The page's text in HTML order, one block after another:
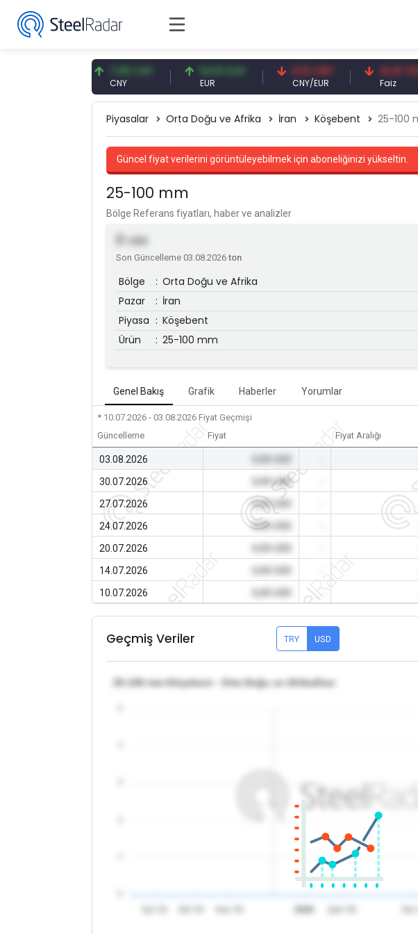
7,08 CNY 54,91 EUR 0,13 CNY
CNY/EUR
41,41 TRY
Piyasalar Orta Doğu ve Afrika İran Köşebent 25-100
Güncel fiyat verilerini görüntüleyebilmek için aboneliğinizi yükseltin.
25-100 mm
Bölge Referans fiyatları, haber ve analizler
0 USD
Son Güncelleme 03.08.2026ton
Bölge : Orta Doğu ve Afrika
Pazar
: İran
Piyasa : Köşebent
Ürün
: 25-100 mm
Genel Bakış Grafik Haberler Yorumlar
* 10.07.2026 - 03.08.2026 Fiyat Geçmişi
Güncelleme
Fiyat Fiyat Aralığı
03.08.2026
30.07.2026
0,00 USD
27.07.2026
0,00 USD
24.07.2026
0,00 USD
20.07.2026
14.07.2026
10.07.2026
Geçmiş Veriler TRY USD
25-100 mm Köşebent - Orta Doğu ve Afrika/İran